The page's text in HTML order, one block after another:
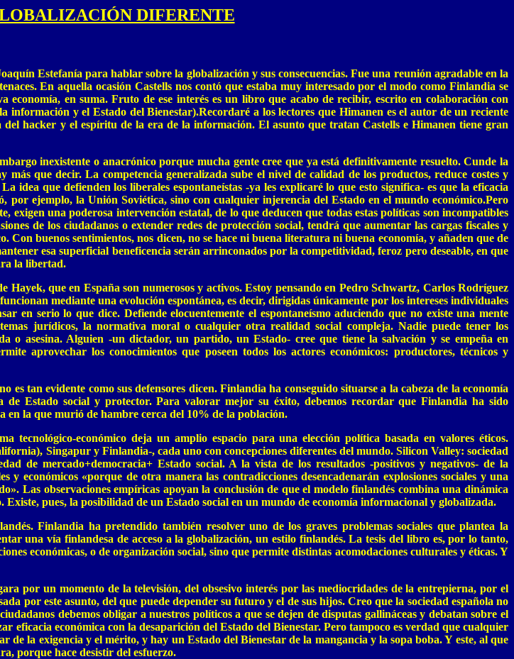
DIFERENTE
Estefanía para hablar sobre la globalización y sus consecuencias. Fue una reunión agradable en la
En aquella ocasión Castells nos contó que estaba muy interesado por el modo como Finlandia se
en suma. Fruto de ese interés es un libro que acabo de recibir, escrito en colaboración con
y el Estado del Bienestar).Recordaré a los lectores que Himanen es el autor de un reciente
hacker y el espíritu de la era de la información. El asunto que tratan Castells e Himanen tiene gran
inexistente o anacrónico porque mucha gente cree que ya está definitivamente resuelto. Cunde la
que decir. La competencia generalizada sube el nivel de calidad de los productos, reduce costes y
idea que defienden los liberales espontaneístas -ya les explicaré lo que esto significa- es que la eficacia
por ejemplo, la Unión Soviética, sino con cualquier injerencia del Estado en el mundo económico.Pero
exigen una poderosa intervención estatal, de lo que deducen que todas estas políticas son incompatibles
de los ciudadanos o extender redes de protección social, tendrá que aumentar las cargas fiscales y
buenos sentimientos, nos dicen, no se hace ni buena literatura ni buena economía, y añaden que de
esa superficial beneficencia serán arrinconados por la competitividad, feroz pero deseable, en que
la libertad.
que en España son numerosos y activos. Estoy pensando en Pedro Schwartz, Carlos Rodríguez
mediante una evolución espontánea, es decir, dirigidas únicamente por los intereses individuales
serio lo que dice. Defiende elocuentemente el espontaneísmo aduciendo que no existe una mente
jurídicos, la normativa moral o cualquier otra realidad social compleja. Nadie puede tener los
o asesina. Alguien -un dictador, un partido, un Estado- cree que tiene la salvación y se empeña en
aprovechar los conocimientos que poseen todos los actores económicos: productores, técnicos y
es tan evidente como sus defensores dicen. Finlandia ha conseguido situarse a la cabeza de la economía
Estado social y protector. Para valorar mejor su éxito, debemos recordar que Finlandia ha sido
la que murió de hambre cerca del 10% de la población.
económico deja un amplio espacio para una elección política basada en valores éticos.
Singapur y Finlandia-, cada uno con concepciones diferentes del mundo. Silicon Valley: sociedad
de mercado+democracia+ Estado social. A la vista de los resultados -positivos y negativos- de la
y económicos «porque de otra manera las contradicciones desencadenarán explosiones sociales y una
Las observaciones empíricas apoyan la conclusión de que el modelo finlandés combina una dinámica
pues, la posibilidad de un Estado social en un mundo de economía informacional y globalizada.
Finlandia ha pretendido también resolver uno de los graves problemas sociales que plantea la
una vía finlandesa de acceso a la globalización, un estilo finlandés. La tesis del libro es, por lo tanto,
económicas, o de organización social, sino que permite distintas acomodaciones culturales y éticas. Y
por un momento de la televisión, del obsesivo interés por las mediocridades de la entrepierna, por el
por este asunto, del que puede depender su futuro y el de sus hijos. Creo que la sociedad española no
debemos obligar a nuestros políticos a que se dejen de disputas gallináceas y debatan sobre el
eficacia económica con la desaparición del Estado del Bienestar. Pero tampoco es verdad que cualquier
de la exigencia y el mérito, y hay un Estado del Bienestar de la mangancia y la sopa boba. Y este, al que
porque hace desistir del esfuerzo.